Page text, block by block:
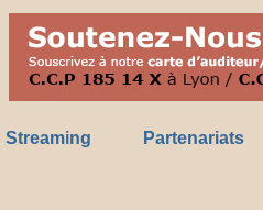
Streaming Partenariats